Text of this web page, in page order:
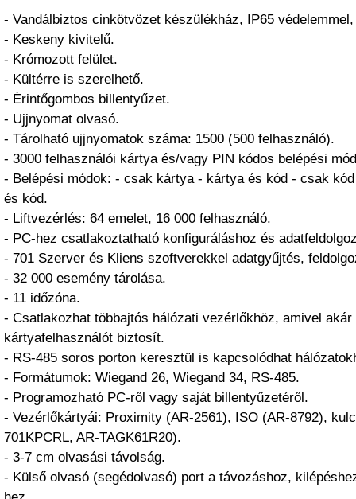
- Vandálbiztos cinkötvözet készülékház, IP65
- Keskeny kivitelű.
- Krómozott felület.
- Kültérre is szerelhető.
- Érintőgombos billentyűzet.
- Ujjnyomat olvasó.
- Tárolható ujjnyomatok száma: 1500 (500 felhasználó).
- 3000 felhasználói kártya és/vagy PIN kódos belépési
- Belépési módok: - csak kártya - kártya és kód - csak
és kód.
- Liftvezérlés: 64 emelet, 16 000 felhasználó.
- PC-hez csatlakoztatható konfiguráláshoz és
- 701 Szerver és Kliens szoftverekkel adatgyűjtés,
- 32 000 esemény tárolása.
- 11 időzóna.
- Csatlakozhat többajtós hálózati vezérlőkhöz, amivel akár
kártyafelhasználót biztosít.
- RS-485 soros porton keresztül is kapcsolódhat
- Formátumok: Wiegand 26, Wiegand 34, RS-485.
- Programozható PC-ről vagy saját billentyűzetéről.
- Vezérlőkártyái: Proximity (AR-2561), ISO (AR-8792),
701KPCRL, AR-TAGK61R20).
- 3-7 cm olvasási távolság.
- Külső olvasó (segédolvasó) port a távozáshoz,